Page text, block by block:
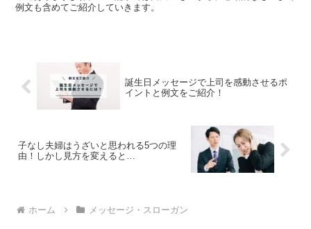
例文も含めてご紹介していきます。
誕生日メッセージで上司を感動させるポ
イントと例文をご紹介！
子なし夫婦はうざいと思われる5つの理
由！しかし見方を変えると…
ホーム メッセージ・スローガン